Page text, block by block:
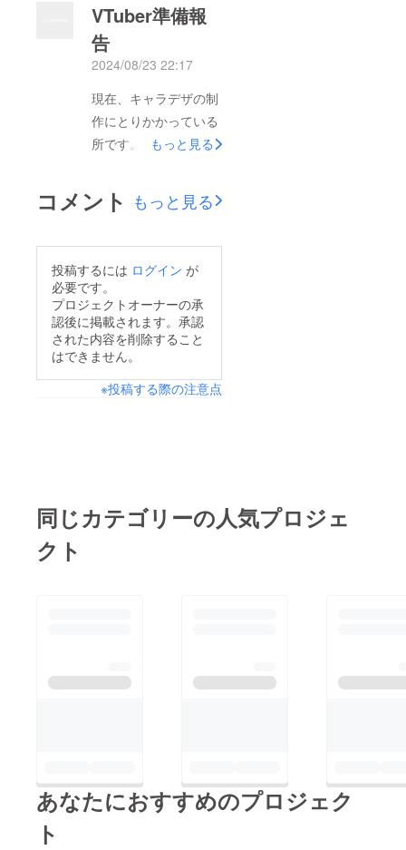
クターにあってるん
じゃないかなと思いま
す。皆さんにお見せす
る事ができるようにな
るのが楽しみです！引
き続き、応援よろしく
お願いします！
VTuber準備報
告
2024/08/23 22:17
現在、キャラデザの制
作にとりかかっている
所です。完成は9月頃
す。それまでには機材
や制作費が集まるとう
もっと見る
コメント もっと見る
投稿するには ログイン が
必要です。
プロジェクトオーナーの承
認後に掲載されます。承認
された内容を削除すること
はできません。
※投稿する際の注意点
同じカテゴリーの人気プロジェ
クト
あなたにおすすめのプロジェク
ト